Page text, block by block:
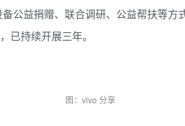
公益捐赠、联合调研、公益帮扶等
已持续开展三年。
图：vivo 分享